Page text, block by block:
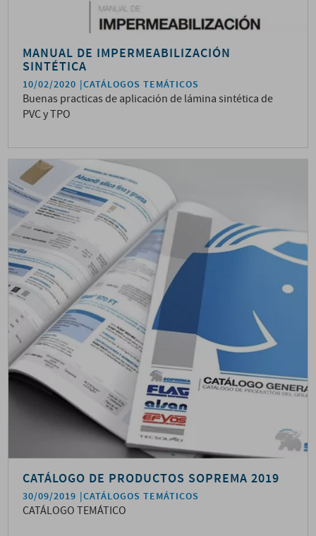
MANUAL DE IMPERMEABILIZACIÓN
SINTÉTICA
10/02/2020 CATÁLOGOS TEMÁTICOS
Buenas practicas de aplicación de lámina sintética de
PVC y TPO
CATÁLOGO DE PRODUCTOS SOPREMA 2019
30/09/2019 CATÁLOGOS TEMÁTICOS
CATÁLOGO TEMÁTICO